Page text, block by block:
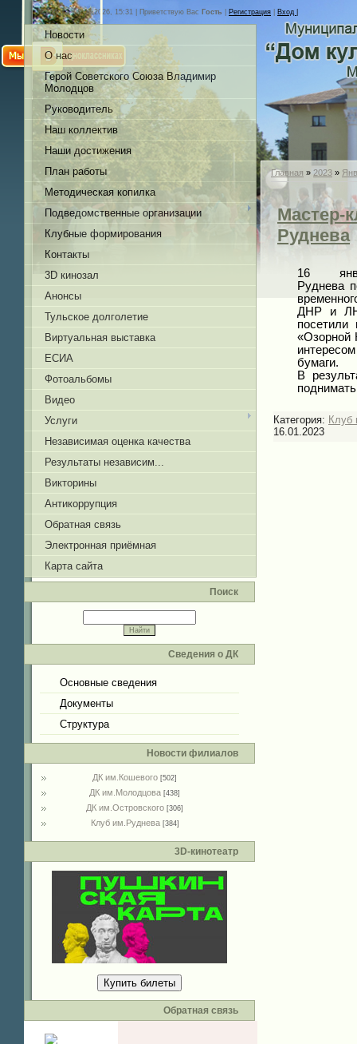
Суббота, 08.08.2026, 15:31 | Приветствую Вас Гость Регистрация Вход |
Новости
О нас
Герой Советского Союза Владимир
Молодцов
Руководитель
Наш коллектив
Наши достижения
План работы
Методическая копилка
Подведомственные организации
Клубные формирования
Контакты
3D кинозал
Анонсы
Тульское долголетие
Виртуальная выставка
ЕСИА
Фотоальбомы
Видео
Услуги
Независимая оценка качества
Результаты независим...
Викторины
Антикоррупция
Обратная связь
Электронная приёмная
Карта сайта
Поиск
Сведения о ДК
Основные сведения
Документы
Структура
Новости филиалов
ДК им.Кошевого [502]
ДК им.Молодцова [438]
ДК им.Островского [306]
Клуб им.Руднева [384]
3D-кинотеатр
Купить билеты
Обратная связь
Главная » 2023 »
Мастер-
Руднева
16
Руднева
ДНР и
посетили
«Озорной
бумаги.
В
Категория: Клуб
16.01.2023